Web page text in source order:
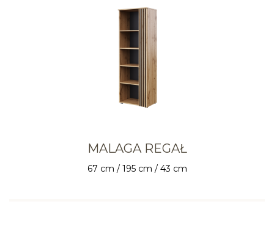
MALAGA REGAŁ
67 cm / 195 cm / 43 cm